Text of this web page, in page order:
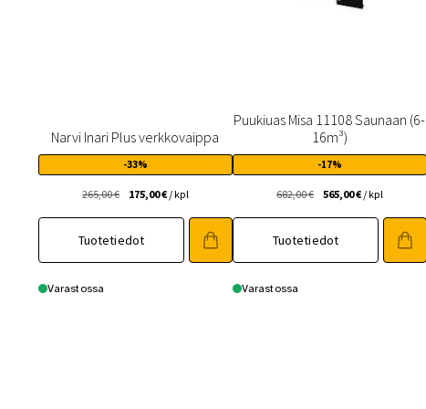
Narvi Inari Plus verkkovaippa
-33%
265,00€ Alkuperäinen
265,00 €.
175,00€Nykyinen
175,00 €.
/ kpl
Tuotetiedot
Varastossa
Puukiuas Misa 11108 Saunaan (6-
16m³)
-17%
682,00€ Alkuperäinen
682,00 €.
565,00€Nykyinen
565,00 €.
/ kpl
Tuotetiedot
Varastossa